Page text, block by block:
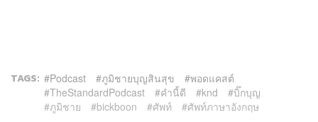
TAGS: Podcast ภูมิชายบุญสินสุข
พอดแคสต์
TheStandardPodcast
คำนี้ดี knd
บิ๊กบุญ
ภูมิชาย
bickboon ศัพท์ ศัพท์ภาษาอังกฤษ